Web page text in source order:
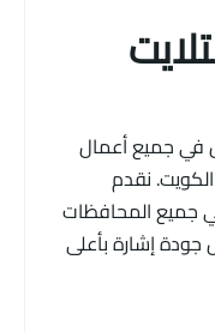
جميع أعمال
نقدم
جميع المحافظات
إشارة بأعلى